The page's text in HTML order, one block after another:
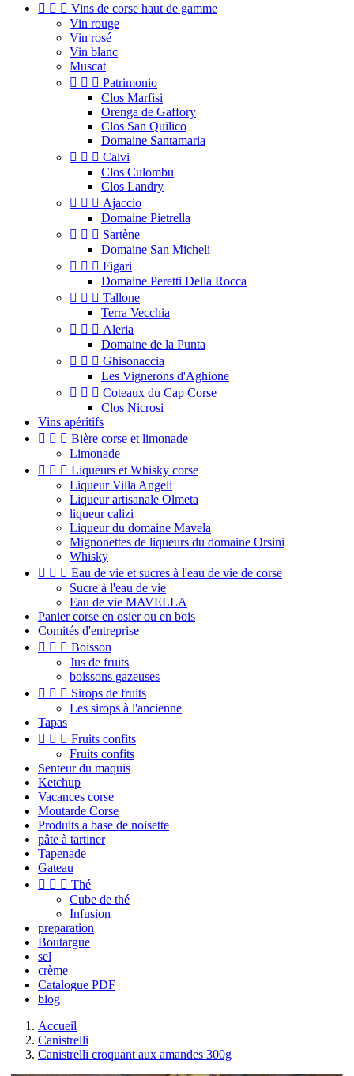
   Vins de corse haut de gamme
Vin rouge
Vin rosé
Vin blanc
Muscat
   Patrimonio
Clos Marfisi
Orenga de Gaffory
Clos San Quilico
Domaine Santamaria
   Calvi
Clos Culombu
Clos Landry
   Ajaccio
Domaine Pietrella
   Sartène
Domaine San Micheli
   Figari
Domaine Peretti Della Rocca
   Tallone
Terra Vecchia
   Aleria
Domaine de la Punta
   Ghisonaccia
Les Vignerons d'Aghione
   Coteaux du Cap Corse
Clos Nicrosi
Vins apéritifs
   Bière corse et limonade
Limonade
   Liqueurs et Whisky corse
Liqueur Villa Angeli
Liqueur artisanale Olmeta
liqueur calizi
Liqueur du domaine Mavela
Mignonettes de liqueurs du domaine Orsini
Whisky
   Eau de vie et sucres à l'eau de vie de corse
Sucre à l'eau de vie
Eau de vie MAVELLA
Panier corse en osier ou en bois
Comités d'entreprise
   Boisson
Jus de fruits
boissons gazeuses
   Sirops de fruits
Les sirops à l'ancienne
Tapas
   Fruits confits
Fruits confits
Senteur du maquis
Ketchup
Vacances corse
Moutarde Corse
Produits a base de noisette
pâte à tartiner
Tapenade
Gateau
   Thé
Cube de thé
Infusion
preparation
Boutargue
sel
crème
Catalogue PDF
blog
Accueil
Canistrelli
Canistrelli croquant aux amandes 300g